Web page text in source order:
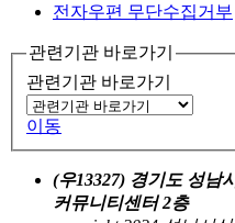
전자우편 무단수집거부
관련기관 바로가기
관련기관 바로가기
이동
(우13327) 경기도 성남
커뮤니티센터 2층